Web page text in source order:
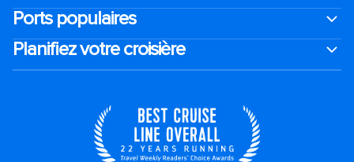
Ports populaires
Planifiez votre croisière